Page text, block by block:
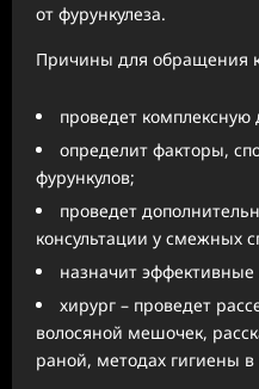
от фурункулеза.
Причины для обращения
проведет комплексную
определит факторы,
фурункулов;
проведет
консультации у смежных
назначит
хирург – проведет
волосяной мешочек,
раной, методах гигиены